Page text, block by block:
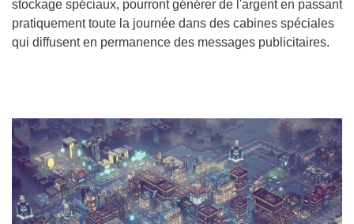
stockage spéciaux, pourront générer de l'argent en passant
pratiquement toute la journée dans des cabines spéciales
qui diffusent en permanence des messages publicitaires.